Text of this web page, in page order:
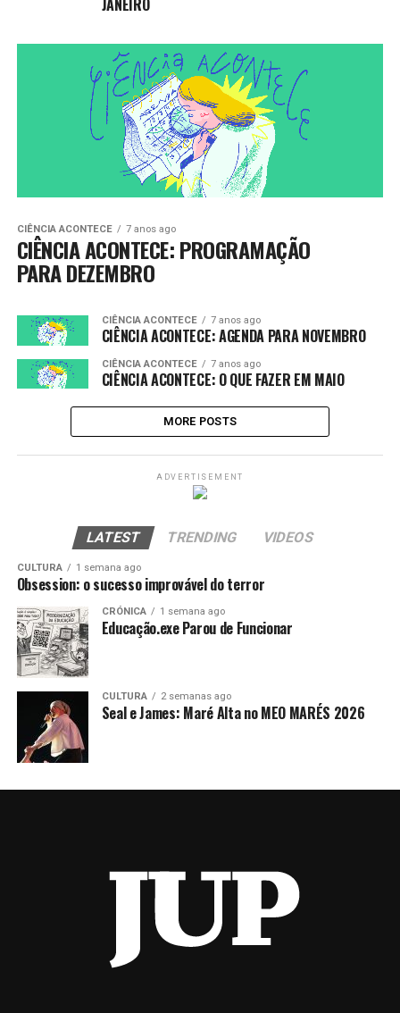
JANEIRO
CIÊNCIA ACONTECE 7 anos ago
CIÊNCIA ACONTECE: PROGRAMAÇÃO
PARA DEZEMBRO
CIÊNCIA ACONTECE 7 anos ago
CIÊNCIA ACONTECE: AGENDA PARA NOVEMBRO
CIÊNCIA ACONTECE 7 anos ago
CIÊNCIA ACONTECE: O QUE FAZER EM MAIO
MORE POSTS
ADVERTISEMENT
LATEST TRENDING VIDEOS
CULTURA 1 semana ago
Obsession: o sucesso improvável do terror
CRÓNICA 1 semana ago
Educação.exe Parou de Funcionar
CULTURA 2 semanas ago
Seal e James: Maré Alta no MEO MARÉS 2026